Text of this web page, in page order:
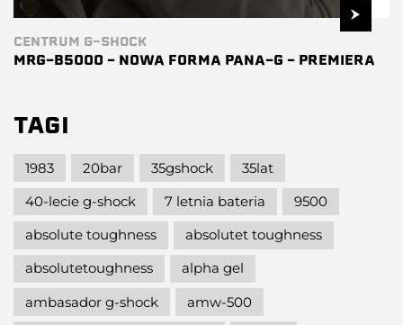
CENTRUM G-SHOCK
MRG-B5000 – NOWA FORMA PANA-G – PREMIERA
TAGI
1983 20bar 35gshock
35lat
40-lecie g-shock
7 letnia bateria
9500
absolute toughness
absolutet toughness
absolutetoughness
alpha gel
ambasador g-shock
amw-500